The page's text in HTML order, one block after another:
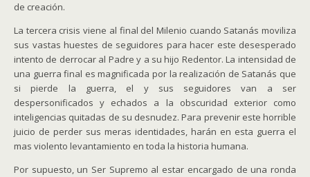
de creación.
La tercera crisis viene al final del Milenio cuando Satanás moviliza
sus vastas huestes de seguidores para hacer este desesperado
intento de derrocar al Padre y a su hijo Redentor. La intensidad de
una guerra final es magnificada por la realización de Satanás que
si pierde la guerra, el y sus seguidores van a ser
despersonificados y echados a la obscuridad exterior como
inteligencias quitadas de su desnudez. Para prevenir este horrible
juicio de perder sus meras identidades, harán en esta guerra el
mas violento levantamiento en toda la historia humana.
Por supuesto, un Ser Supremo al estar encargado de una ronda